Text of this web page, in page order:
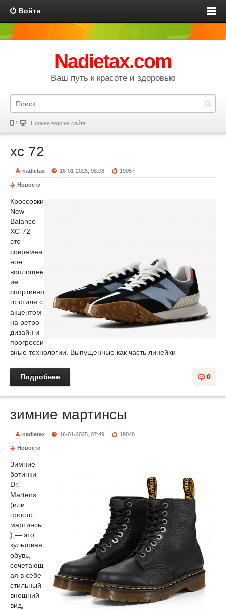
Войти
Nadietax.com
Ваш путь к красоте и здоровью
Полная версия сайта
xc 72
nadietax 16-01-2025, 08:08 19057
Новости
Кроссовки
New
Balance
XC-72 –
это
современ
ное
воплощен
ие
спортивно
го стиля с
акцентом
на ретро-
дизайн и
прогресси
вные технологии. Выпущенные как часть линейки
0
Подробнее
зимние мартинсы
nadietax 16-01-2025, 07:49 19048
Новости
Зимние
ботинки
Dr.
Martens
(или
просто
мартинсы
) — это
культовая
обувь,
сочетающ
ая в себе
стильный
внешний
вид,